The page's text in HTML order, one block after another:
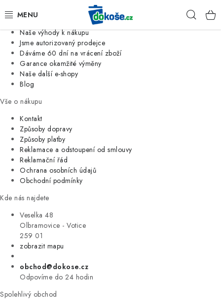
Jsme tradiční česká firma
Naše výhody k nákupu
Jsme autorizovaný prodejce
Dáváme 60 dní na vrácení zboží
Garance okamžité výměny
Naše další e-shopy
Blog
Vše o nákupu
Kontakt
Způsoby dopravy
Způsoby platby
Reklamace a odstoupení od smlouvy
Reklamační řád
Ochrana osobních údajů
Obchodní podmínky
Kde nás najdete
Veselka 48
Olbramovice - Votice
259 01
zobrazit mapu
obchod@dokose.cz
Odpovíme do 24 hodin
Spolehlivý obchod
KOŠE
SÁČKY
KUCHYNĚ
ORGANIZACE
DOMÁCNOST
ÚKLID
VÝPRODEJ
ZNAČKY
Úvod Kontakt Blog
Moje objednávka